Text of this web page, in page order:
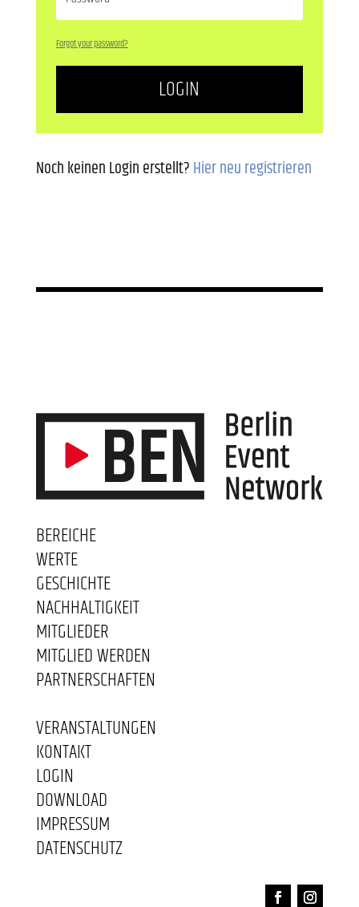
Forgot your password?
LOGIN
Noch keinen Login erstellt?Hier neu registrieren
BEREICHE
WERTE
GESCHICHTE
NACHHALTIGKEIT
MITGLIEDER
MITGLIED WERDEN
PARTNERSCHAFTEN
VERANSTALTUNGEN
KONTAKT
LOGIN
DOWNLOAD
IMPRESSUM
DATENSCHUTZ